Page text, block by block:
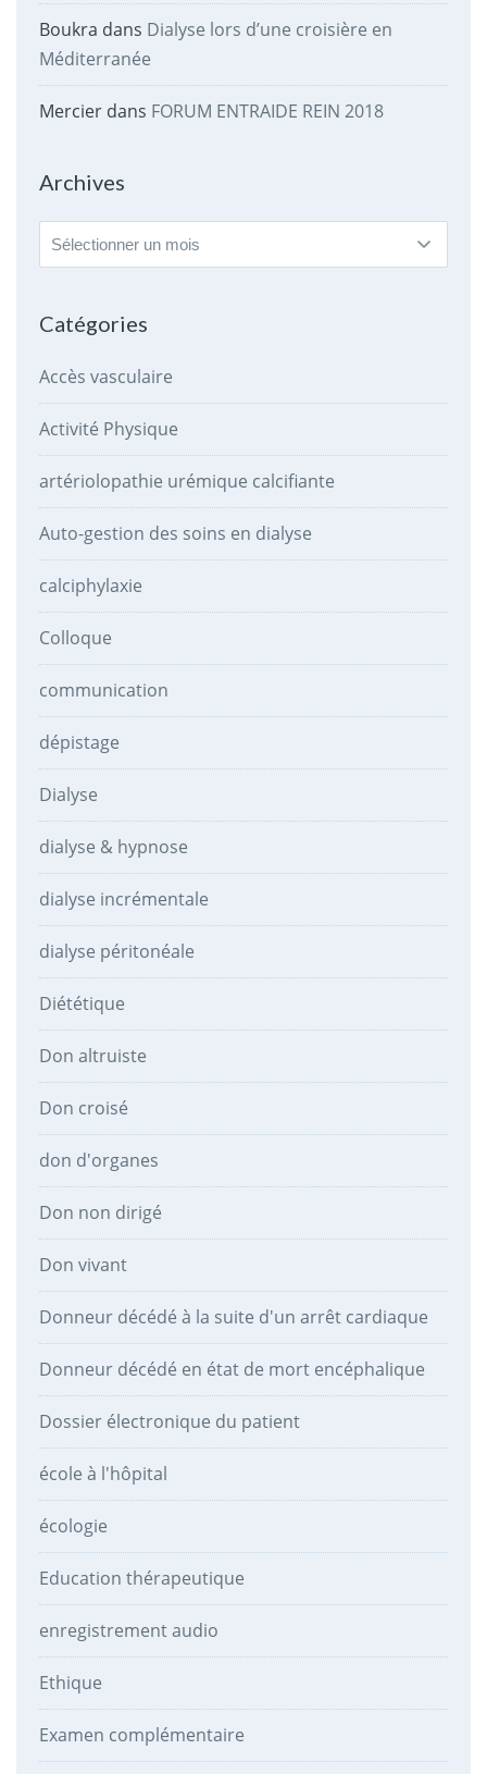
Boukra dans Dialyse lors d’une croisière en
Méditerranée
Mercierdans FORUM ENTRAIDE REIN 2018
Archives
Archives
Catégories
Accès vasculaire
Activité Physique
artériolopathie urémique calcifiante
Auto-gestion des soins en dialyse
calciphylaxie
Colloque
communication
dépistage
Dialyse
dialyse & hypnose
dialyse incrémentale
dialyse péritonéale
Diététique
Don altruiste
Don croisé
don d'organes
Don non dirigé
Don vivant
Donneur décédé à la suite d'un arrêt cardiaque
Donneur décédé en état de mort encéphalique
Dossier électronique du patient
école à l'hôpital
écologie
Education thérapeutique
enregistrement audio
Ethique
Examen complémentaire